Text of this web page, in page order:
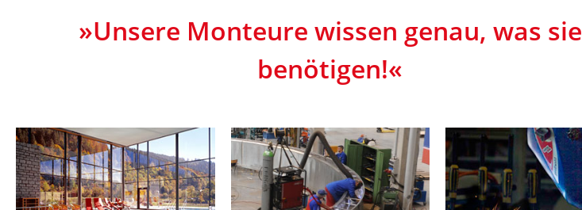
»Unsere Monteure wissen genau, was sie
benötigen!«